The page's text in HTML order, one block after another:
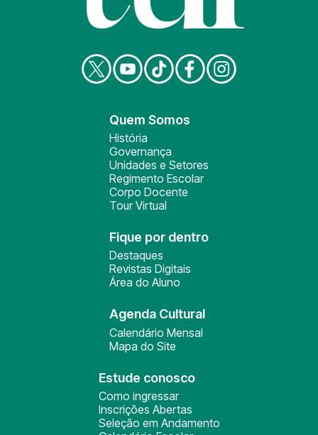
Quem Somos
História
Governança
Unidades e Setores
Regimento Escolar
Corpo Docente
Tour Virtual
Fique por dentro
Destaques
Revistas Digitais
Área do Aluno
Agenda Cultural
Calendário Mensal
Mapa do Site
Estude conosco
Como ingressar
Inscrições Abertas
Seleção em Andamento